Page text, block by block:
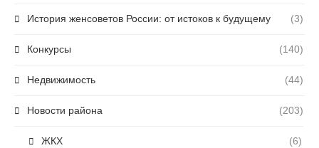
История женсоветов России: от истоков к будущему (3)
Конкурсы (140)
Недвижимость (44)
Новости района (203)
ЖКХ (6)